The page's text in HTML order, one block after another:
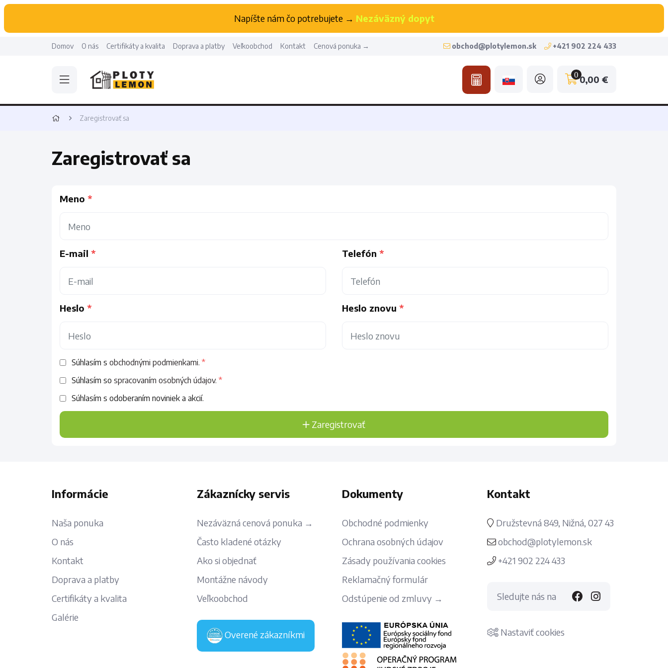
Napíšte nám čo potrebujete → Nezáväzný dopyt
Domov O nás Certifikáty a kvalita Doprava a platby Veľkoobchod Kontakt Cenová ponuka → obchod@plotylemon.sk +421 902 224 433
00,00 €
Zaregistrovať sa
Zaregistrovať sa
Meno
E-mail Telefón
Heslo Heslo znovu
Súhlasím s obchodnými podmienkami.
Súhlasím so spracovaním osobných údajov.
Súhlasím s odoberaním noviniek a akcií.
Zaregistrovať
Informácie
Naša ponuka
O nás
Kontakt
Doprava a platby
Certifikáty a kvalita
Galérie
Zákaznícky servis
Nezáväzná cenová ponuka →
Často kladené otázky
Ako si objednať
Montážne návody
Veľkoobchod
Overené zákazníkmi
Dokumenty
Obchodné podmienky
Ochrana osobných údajov
Zásady používania cookies
Reklamačný formulár
Odstúpenie od zmluvy →
Kontakt
Družstevná 849, Nižná, 027 43
obchod@plotylemon.sk
+421 902 224 433
Sledujte nás na
Nastaviť cookies